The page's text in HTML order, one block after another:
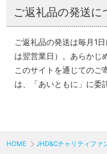
ご返礼品の発送に
ご返礼品の発送は毎月1
は翌営業日）。あらかじ
このサイトを通じてのご
は、「あいともに」に委
HOME JHD&Cチャリティファ